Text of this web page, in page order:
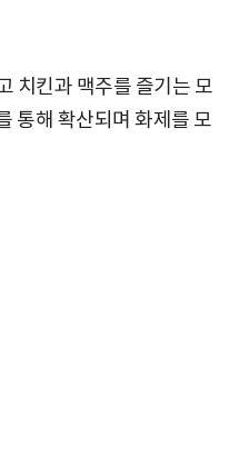
치킨과 맥주를 즐기는 모
통해 확산되며 화제를 모